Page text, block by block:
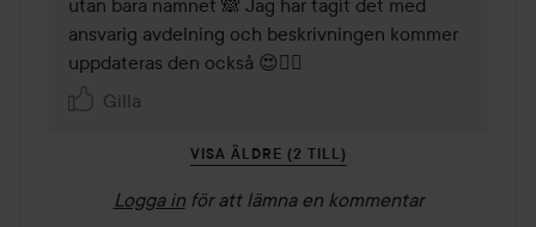
ansvarig avdelning och beskrivningen kommer
uppdateras den också 😍👌🏼
Gilla
VISA ÄLDRE (2 TILL)
Logga in för att lämna en kommentar